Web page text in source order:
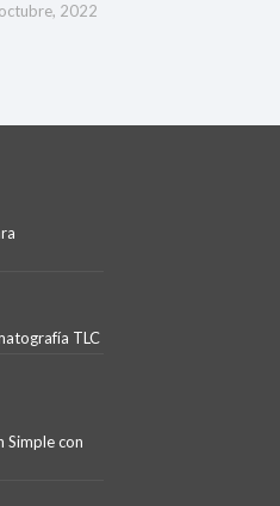
2022
TLC
Simple con